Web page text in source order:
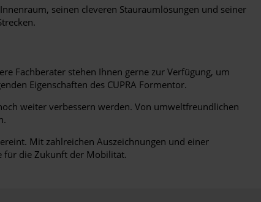
seinen cleveren Stauraumlösungen und seiner
Fachberater stehen Ihnen gerne zur Verfügung, um
Eigenschaften des CUPRA Formentor.
weiter verbessern werden. Von umweltfreundlichen
Mit zahlreichen Auszeichnungen und einer
für die Zukunft der Mobilität.